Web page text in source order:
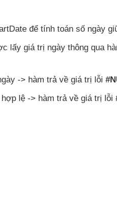
để tính toán số ngày
lấy giá trị ngày thông qua
-> hàm trả về giá trị lỗi
lệ -> hàm trả về giá trị lỗi